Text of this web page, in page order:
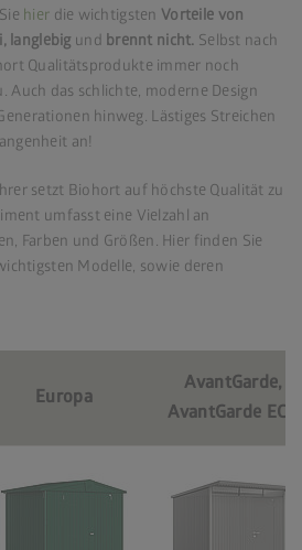
hier die wichtigsten Vorteile von
langlebig und brennt nicht. Selbst nach
Qualitätsprodukte immer noch
Auch das schlichte, moderne Design
hinweg. Lästiges Streichen
an!
setzt Biohort auf höchste Qualität zu
umfasst eine Vielzahl an
Farben und Größen. Hier finden Sie
Modelle, sowie deren
Europa
AvantGarde,
AvantGarde ECO